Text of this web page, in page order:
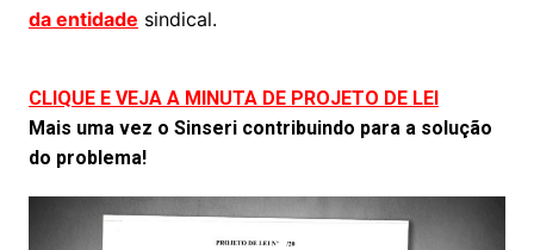
da entidade sindical.
CLIQUE E VEJA A MINUTA DE PROJETO DE LEI
Mais uma vez o Sinseri contribuindo para a solução
do problema!